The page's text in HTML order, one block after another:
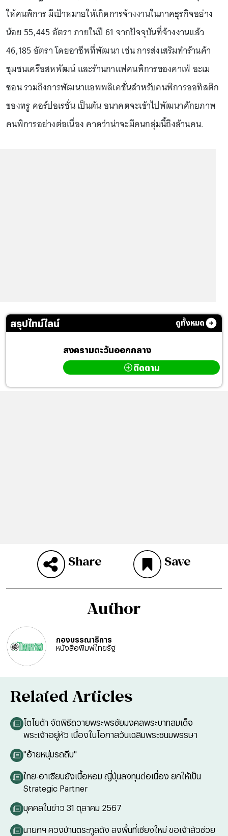
ให้คนพิการ มีเป้าหมายให้เกิดการจ้างงานในภาคธุรกิจอย่าง
น้อย 55,445 อัตรา ภายในปี 61 จากปัจจุบันที่จ้างงานแล้ว
46,185 อัตรา โดยอาชีพที่พัฒนา เช่น การส่งเสริมทำร้านค้า
ชุมชนเครือสหพัฒน์ และร้านกาแฟคนพิการของคาเฟ่ อะเม
ซอน รวมถึงการพัฒนาแอพพลิเคชั่นสำหรับคนพิการออทิสติก
ของทรู คอร์ปอเรชั่น เป็นต้น อนาคตจะเข้าไปพัฒนาศักยภาพ
คนพิการอย่างต่อเนื่อง คาดว่าน่าจะมีคนกลุ่มนี้ถึงล้านคน.
สรุปไทม์ไลน์ ดูทั้งหมด
สงครามตะวันออกกลาง
ติดตาม
Share Save
Author
กองบรรณาธิการ
หนังสือพิมพ์ไทยรัฐ
Related Articles
โตโยต้า จัดพิธีถวายพระพรชัยมงคลพระบาทสมเด็จ
พระเจ้าอยู่หัว เนื่องในโอกาสวันเฉลิมพระชนมพรรษา
"อ้ายหนุ่มรถถีบ"
ไทย-อาเซียนยังเนื้อหอม ญี่ปุ่นลงทุนต่อเนื่อง ยกให้เป็น
Strategic Partner
บุคคลในข่าว 31 ตุลาคม 2567
นายกฯ ควงบ้านตระกูลดัง ลงพื้นที่เชียงใหม่ ขอเจ้าสัวช่วย